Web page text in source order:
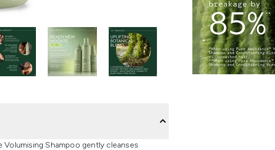
Shampoo gently cleanses